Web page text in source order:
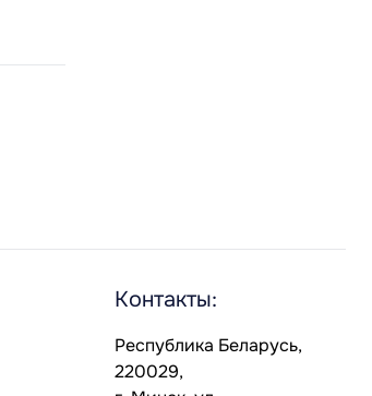
Контакты:
Республика Беларусь,
220029,